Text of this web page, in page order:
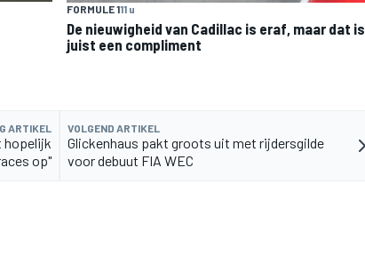
FORMULE 111 u
De nieuwigheid van Cadillac is eraf, maar dat is
juist een compliment
ARTIKEL
hopelijk
op"
VOLGEND ARTIKEL
Glickenhaus pakt groots uit met rijdersgilde
voor debuut FIA WEC